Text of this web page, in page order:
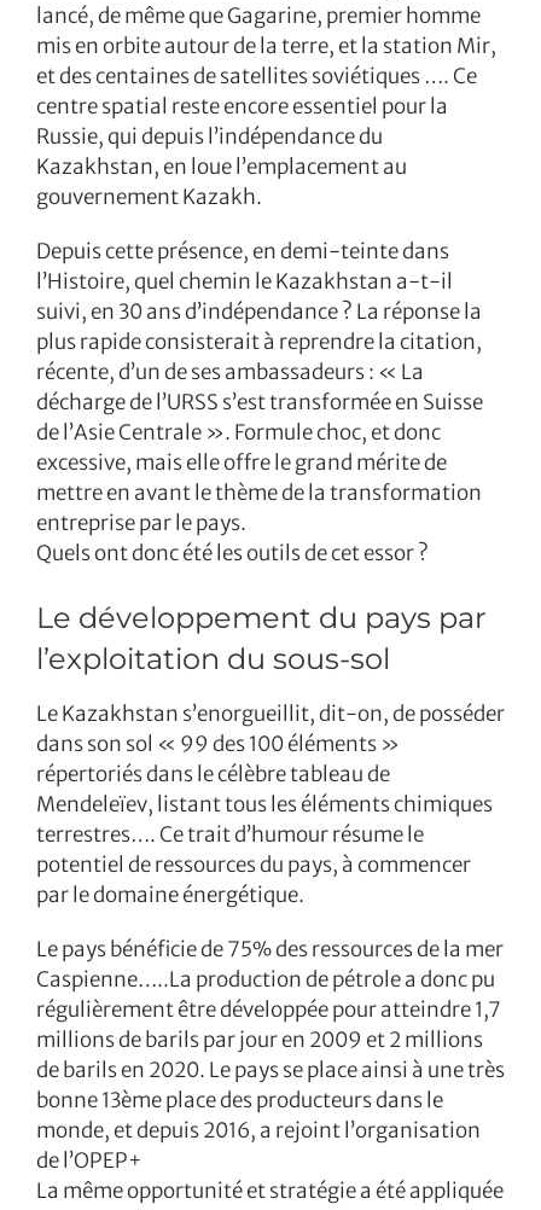
lancé, de même que Gagarine, premier homme
mis en orbite autour de la terre, et la station Mir,
et des centaines de satellites soviétiques …. Ce
centre spatial reste encore essentiel pour la
Russie, qui depuis l’indépendance du
Kazakhstan, en loue l’emplacement au
gouvernement Kazakh.
Depuis cette présence, en demi-teinte dans
l’Histoire, quel chemin le Kazakhstan a-t-il
suivi, en 30 ans d’indépendance ? La réponse la
plus rapide consisterait à reprendre la citation,
récente, d’un de ses ambassadeurs : « La
décharge de l’URSS s’est transformée en Suisse
de l’Asie Centrale ». Formule choc, et donc
excessive, mais elle offre le grand mérite de
mettre en avant le thème de la transformation
entreprise par le pays.
Quels ont donc été les outils de cet essor ?
Le développement du pays par
l’exploitation du sous-sol
Le Kazakhstan s’enorgueillit, dit-on, de posséder
dans son sol « 99 des 100 éléments »
répertoriés dans le célèbre tableau de
Mendeleïev, listant tous les éléments chimiques
terrestres…. Ce trait d’humour résume le
potentiel de ressources du pays, à commencer
par le domaine énergétique.
Le pays bénéficie de 75% des ressources de la mer
Caspienne…..La production de pétrole a donc pu
régulièrement être développée pour atteindre 1,7
millions de barils par jour en 2009 et 2 millions
de barils en 2020. Le pays se place ainsi à une très
bonne 13ème place des producteurs dans le
monde, et depuis 2016, a rejoint l’organisation
de l’OPEP+
La même opportunité et stratégie a été appliquée